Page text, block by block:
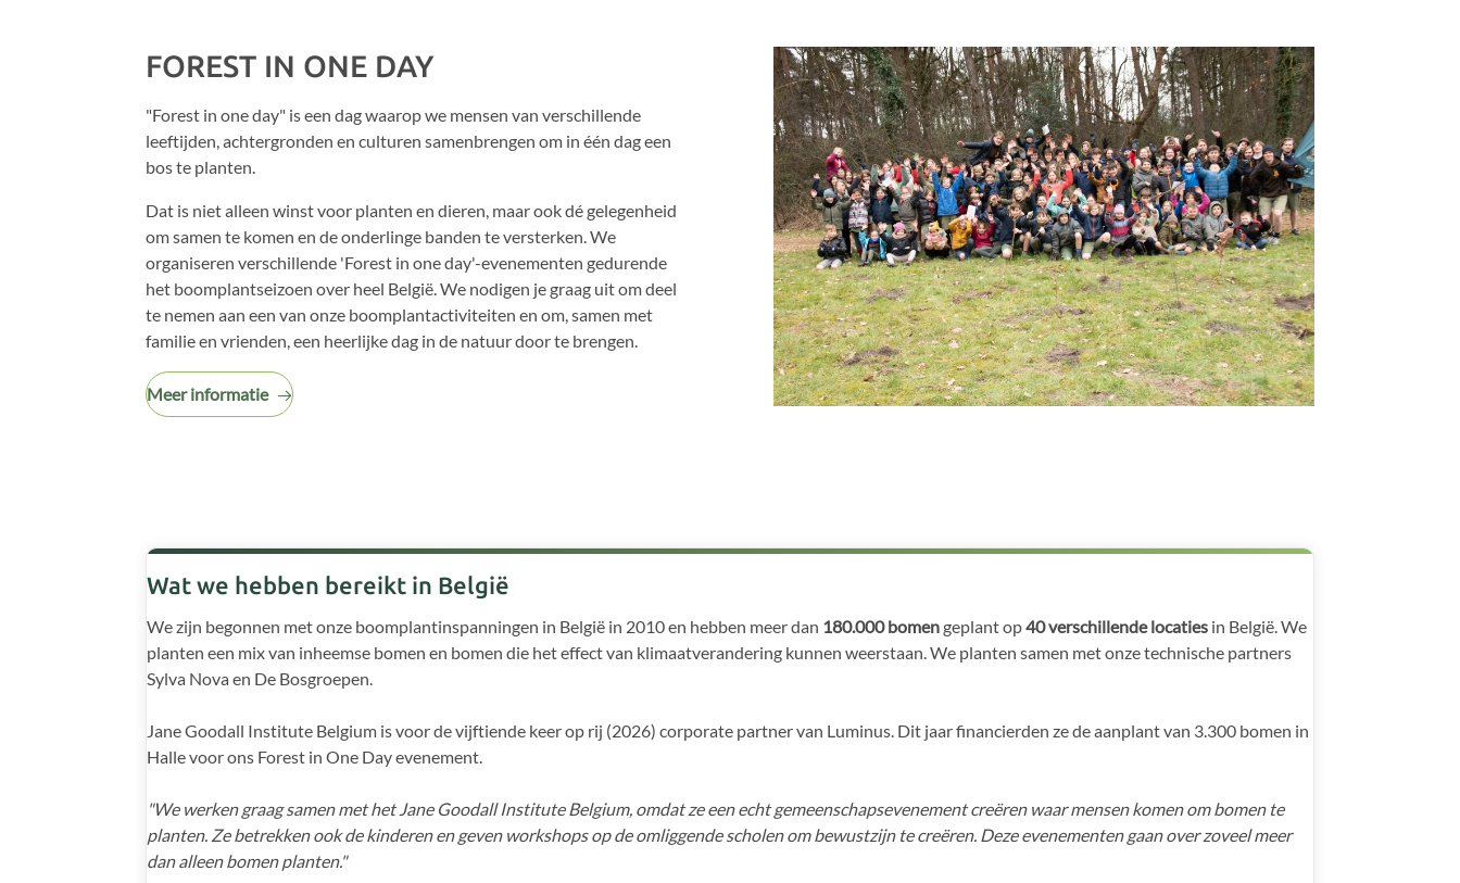
FOREST IN ONE DAY
"Forest in one day" is een dag waarop we mensen van verschillende
leeftijden, achtergronden en culturen samenbrengen om in één dag een
bos te planten.
Dat is niet alleen winst voor planten en dieren, maar ook dé gelegenheid
om samen te komen en de onderlinge banden te versterken. We
organiseren verschillende 'Forest in one day'-evenementen gedurende
het boomplantseizoen over heel België. We nodigen je graag uit om deel
te nemen aan een van onze boomplantactiviteiten en om, samen met
familie en vrienden, een heerlijke dag in de natuur door te brengen.
Meer informatie
Wat we hebben bereikt in België
We zijn begonnen met onze boomplantinspanningen in België in 2010 en hebben meer dan 180.000 bomengeplant op40 verschillende locaties in België. We
planten een mix van inheemse bomen en bomen die het effect van klimaatverandering kunnen weerstaan. We planten samen met onze technische partners
Sylva Nova en De Bosgroepen.
Jane Goodall Institute Belgium is voor de vijftiende keer op rij (2026) corporate partner van Luminus. Dit jaar financierden ze de aanplant van 3.300 bomen in
Halle voor ons Forest in One Day evenement.
"We werken graag samen met het Jane Goodall Institute Belgium, omdat ze een echt gemeenschapsevenement creëren waar mensen komen om bomen te
planten. Ze betrekken ook de kinderen en geven workshops op de omliggende scholen om bewustzijn te creëren. Deze evenementen gaan over zoveel meer
dan alleen bomen planten."